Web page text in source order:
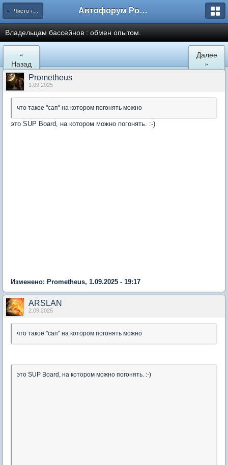
← Чисто трёп за жизнь Автофорум Ростова-на-Дону
Владельцам бассейнов : обмен опытом.
«
Назад
Далее
»
Prometheus
1.09.2025
что такое "сап" на котором погонять можно
это SUP Board, на котором можно погонять. :-)
Изменено: Prometheus, 1.09.2025 - 19:17
ARSLAN
2.09.2025
что такое "сап" на котором погонять можно
это SUP Board, на котором можно погонять. :-)